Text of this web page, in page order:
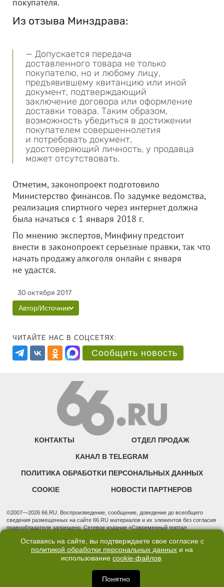
Из отзыва Минздрава:
— Допускается передача
доставленного товара не только
покупателю, но и любому лицу,
предъявившему квитанцию или иной
документ, подтверждающий
заключение договора или оформление
доставки товара. Таким образом,
возможность убедиться в достижении
покупателем совершеннолетия
и потребовать документ,
удостоверяющий личность, у продавца
может отсутствовать.
Отметим, законопроект подготовило
Министерство финансов. По задумке ведомства,
реализация спиртного через интернет должна
была начаться с 1 января 2018 г.
По мнению экспертов, Минфину предстоит
внести в законопроект серьезные правки, так что
начать продажу алкоголя онлайн с января
не удастся.
30 октября 2017
Автор/Источник
ЧИТАЙТЕ НАС В СОЦСЕТЯХ:
Сообщить новость
КОНТАКТЫ ОТДЕЛ ПРОДАЖ
КАНАЛ В TELEGRAM
ПОЛИТИКА ОБРАБОТКИ ПЕРСОНАЛЬНЫХ ДАННЫХ
COOKIE НОВОСТИ ПАРТНЕРОВ
©2007—2026 66.RU. Воспроизведение, сообщение, доведение до всеобщего
сведения размещенных на сайте 66.RU материалов и их элементов без согласия
правообладателя запрещено. Сетевое издание «Современный портал
надзору в сфере связи, информационных технологий и массовых коммуникаций
(Роскомнадзор). Регистрационный номер ЭЛ № ФС 77 - 76634 от 02.09.2019
Учредитель: Общество с ограниченной ответственностью "66.ру". Юридический
3, оф. 7015 Фактический адрес редакции и отдела продаж: 620014, Свердловская
обл., г. Екатеринбург, ул. Бориса Ельцина, д. 3, оф. 7015, +7 (343) 288-50-66
Оставаясь на сайте, вы подтверждаете свое согласие с
политикой обработки персональных данных и на
использование cookie-файлов.
Понятно